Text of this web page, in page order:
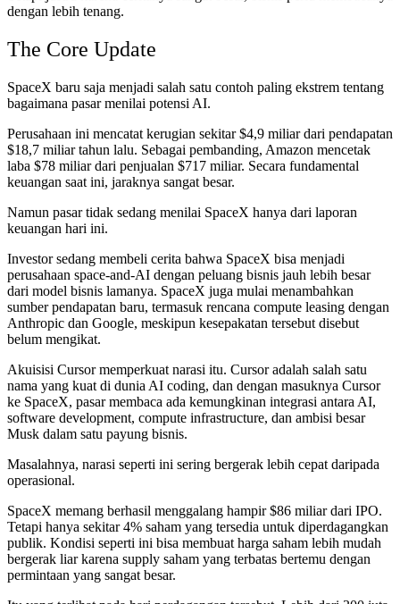
dengan lebih tenang.
The Core Update
SpaceX baru saja menjadi salah satu contoh paling ekstrem tentang
bagaimana pasar menilai potensi AI.
Perusahaan ini mencatat kerugian sekitar $4,9 miliar dari pendapatan
$18,7 miliar tahun lalu. Sebagai pembanding, Amazon mencetak
laba $78 miliar dari penjualan $717 miliar. Secara fundamental
keuangan saat ini, jaraknya sangat besar.
Namun pasar tidak sedang menilai SpaceX hanya dari laporan
keuangan hari ini.
Investor sedang membeli cerita bahwa SpaceX bisa menjadi
perusahaan space-and-AI dengan peluang bisnis jauh lebih besar
dari model bisnis lamanya. SpaceX juga mulai menambahkan
sumber pendapatan baru, termasuk rencana compute leasing dengan
Anthropic dan Google, meskipun kesepakatan tersebut disebut
belum mengikat.
Akuisisi Cursor memperkuat narasi itu. Cursor adalah salah satu
nama yang kuat di dunia AI coding, dan dengan masuknya Cursor
ke SpaceX, pasar membaca ada kemungkinan integrasi antara AI,
software development, compute infrastructure, dan ambisi besar
Musk dalam satu payung bisnis.
Masalahnya, narasi seperti ini sering bergerak lebih cepat daripada
operasional.
SpaceX memang berhasil menggalang hampir $86 miliar dari IPO.
Tetapi hanya sekitar 4% saham yang tersedia untuk diperdagangkan
publik. Kondisi seperti ini bisa membuat harga saham lebih mudah
bergerak liar karena supply saham yang terbatas bertemu dengan
permintaan yang sangat besar.